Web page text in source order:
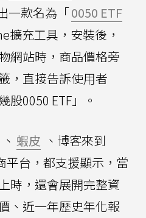
一款名為「0050 ETF
擴充工具，安裝後，
網站時，商品價格旁
，直接告訴使用者
股0050 ETF」。
、 蝦皮 、博客來到
平台，都支援顯示，當
時，還會展開完整資
、近一年歷史年化報